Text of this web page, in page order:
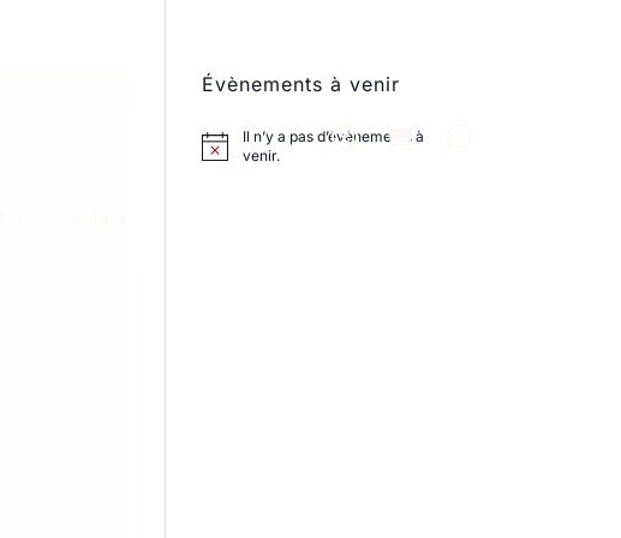
Évènements à venir
Il n’y a pas d’évènements à
venir.